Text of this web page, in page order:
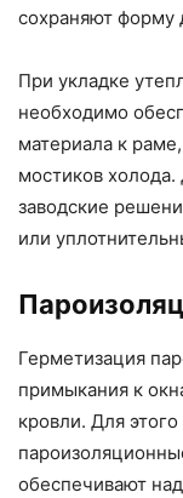
сохраняют форму
При укладке
необходимо
материала к
мостиков
заводские
или
Герметизация
примыкания к
кровли. Для
обеспечивают